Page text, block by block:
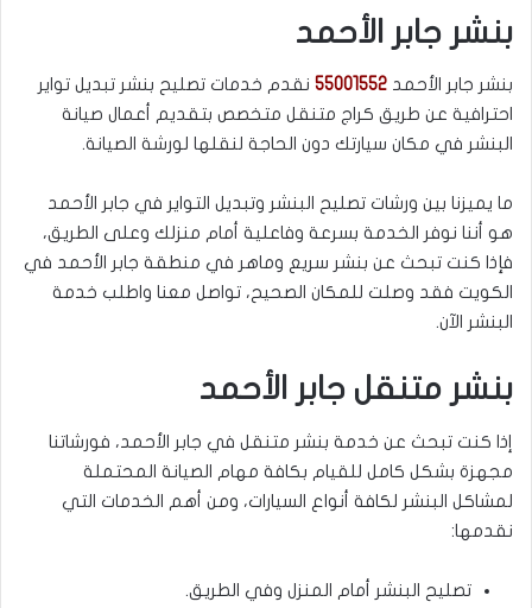
بنشر جابر الأحمد
بنشر جابر الأحمد 55001552 نقدم خدمات تصليح بنشر تبديل تواير
احترافية عن طريق كراج متنقل متخصص بتقديم أعمال صيانة
البنشر في مكان سيارتك دون الحاجة لنقلها لورشة الصيانة.
ما يميزنا بين ورشات تصليح البنشر وتبديل التواير في جابر الأحمد
هو أننا نوفر الخدمة بسرعة وفاعلية أمام منزلك وعلى الطريق،
فإذا كنت تبحث عن بنشر سريع وماهر في منطقة جابر الأحمد في
الكويت فقد وصلت للمكان الصحيح، تواصل معنا واطلب خدمة
البنشر الآن.
بنشر متنقل جابر الأحمد
إذا كنت تبحث عن خدمة بنشر متنقل في جابر الأحمد، فورشاتنا
مجهزة بشكل كامل للقيام بكافة مهام الصيانة المحتملة
لمشاكل البنشر لكافة أنواع السيارات، ومن أهم الخدمات التي
نقدمها:
تصليح البنشر أمام المنزل وفي الطريق.